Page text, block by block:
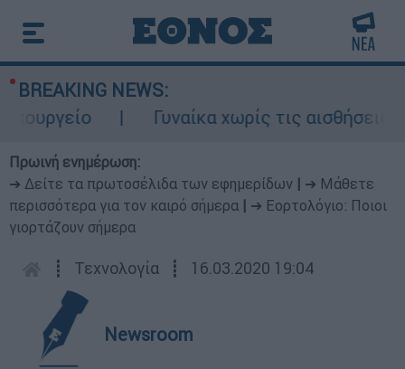
BREAKING NEWS:
Γυναίκα χωρίς τις αισθήσεις
Πρωινή ενημέρωση:
➔ Δείτε τα πρωτοσέλιδα των εφημερίδων
➔ Μάθετε
περισσότερα για τον καιρό σήμερα
➔ Εορτολόγιο: Ποιοι
γιορτάζουν σήμερα
┋ Τεχνολογία ┋ 16.03.2020 19:04
Newsroom